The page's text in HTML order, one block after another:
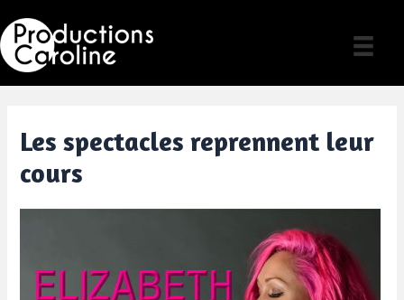
to
content
Les spectacles reprennent leur
cours